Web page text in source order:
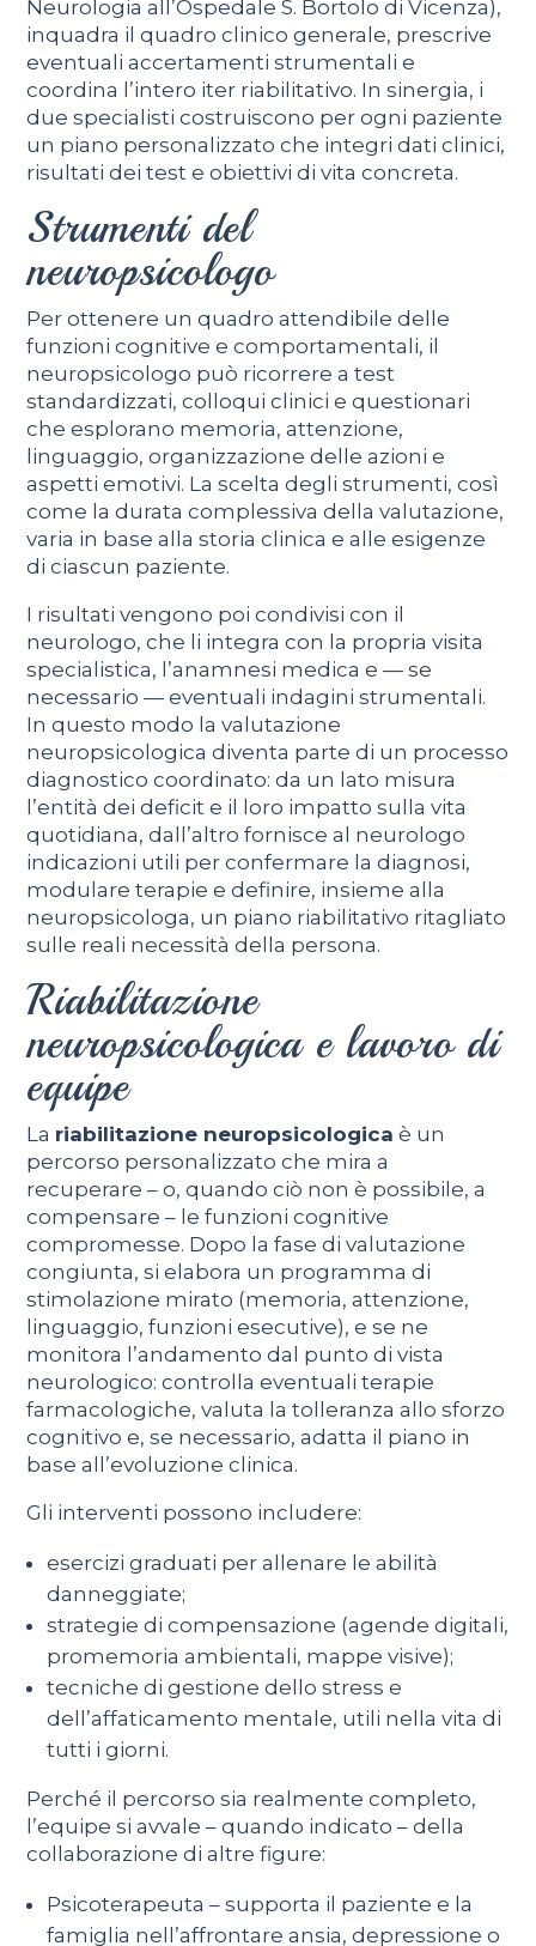
Neurologia all’Ospedale S. Bortolo di Vicenza),
inquadra il quadro clinico generale, prescrive
eventuali accertamenti strumentali e
coordina l’intero iter riabilitativo. In sinergia, i
due specialisti costruiscono per ogni paziente
un piano personalizzato che integri dati clinici,
risultati dei test e obiettivi di vita concreta.
Strumenti del
neuropsicologo
Per ottenere un quadro attendibile delle
funzioni cognitive e comportamentali, il
neuropsicologo può ricorrere a test
standardizzati, colloqui clinici e questionari
che esplorano memoria, attenzione,
linguaggio, organizzazione delle azioni e
aspetti emotivi. La scelta degli strumenti, così
come la durata complessiva della valutazione,
varia in base alla storia clinica e alle esigenze
di ciascun paziente.
I risultati vengono poi condivisi con il
neurologo, che li integra con la propria visita
specialistica, l’anamnesi medica e — se
necessario — eventuali indagini strumentali.
In questo modo la valutazione
neuropsicologica diventa parte di un processo
diagnostico coordinato: da un lato misura
l’entità dei deficit e il loro impatto sulla vita
quotidiana, dall’altro fornisce al neurologo
indicazioni utili per confermare la diagnosi,
modulare terapie e definire, insieme alla
neuropsicologa, un piano riabilitativo ritagliato
sulle reali necessità della persona.
Riabilitazione
neuropsicologica e lavoro di
equipe
La riabilitazione neuropsicologica è un
percorso personalizzato che mira a
recuperare – o, quando ciò non è possibile, a
compensare – le funzioni cognitive
compromesse. Dopo la fase di valutazione
congiunta, si elabora un programma di
stimolazione mirato (memoria, attenzione,
linguaggio, funzioni esecutive), e se ne
monitora l’andamento dal punto di vista
neurologico: controlla eventuali terapie
farmacologiche, valuta la tolleranza allo sforzo
cognitivo e, se necessario, adatta il piano in
base all’evoluzione clinica.
Gli interventi possono includere:
esercizi graduati per allenare le abilità
danneggiate;
strategie di compensazione (agende digitali,
promemoria ambientali, mappe visive);
tecniche di gestione dello stress e
dell’affaticamento mentale, utili nella vita di
tutti i giorni.
Perché il percorso sia realmente completo,
l’equipe si avvale – quando indicato – della
collaborazione di altre figure:
Psicoterapeuta – supporta il paziente e la
famiglia nell’affrontare ansia, depressione o